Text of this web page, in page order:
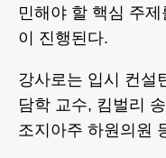
민해야 할 핵심 주
이 진행된다.
강사로는 입시 컨설
담학 교수, 킴벌리
조지아주 하원의원